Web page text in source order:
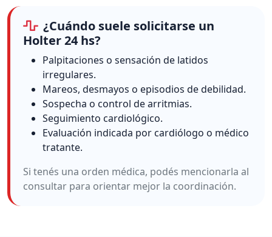
¿Cuándo suele solicitarse un
Holter 24 hs?
Palpitaciones o sensación de latidos
irregulares.
Mareos, desmayos o episodios de debilidad.
Sospecha o control de arritmias.
Seguimiento cardiológico.
Evaluación indicada por cardiólogo o médico
tratante.
Si tenés una orden médica, podés mencionarla al
consultar para orientar mejor la coordinación.